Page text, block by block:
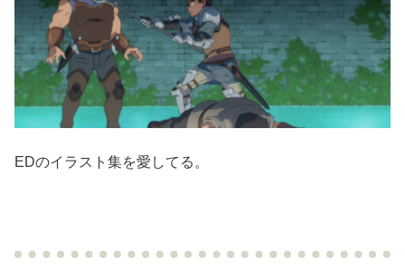
EDのイラスト集を愛してる。